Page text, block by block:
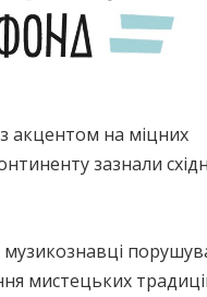
з акцентом на міцних
зазнали
музикознавці
мистецьких